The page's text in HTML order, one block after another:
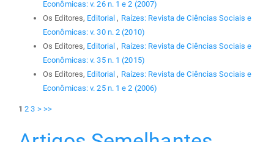
Econômicas: v. 26 n. 1 e 2 (2007)
Os Editores, Editorial , Raízes: Revista de Ciências Sociais e
Econômicas: v. 30 n. 2 (2010)
Os Editores, Editorial , Raízes: Revista de Ciências Sociais e
Econômicas: v. 35 n. 1 (2015)
Os Editores, Editorial , Raízes: Revista de Ciências Sociais e
Econômicas: v. 25 n. 1 e 2 (2006)
1 2 3 > >>